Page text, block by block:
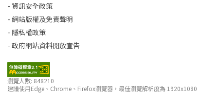
- 資訊安全政策
- 網站版權及免責聲明
- 隱私權政策
- 政府網站資料開放宣告
瀏覽人數: 848210
建議使用Edge、Chrome、Firefox瀏覽器，最佳瀏覽解析度為 1920x1080